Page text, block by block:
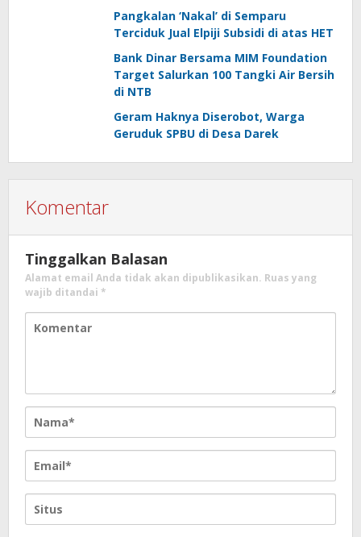
Pangkalan ‘Nakal’ di Semparu
Terciduk Jual Elpiji Subsidi di atas HET
Bank Dinar Bersama MIM Foundation
Target Salurkan 100 Tangki Air Bersih
di NTB
Geram Haknya Diserobot, Warga
Geruduk SPBU di Desa Darek
Komentar
Tinggalkan Balasan
Alamat email Anda tidak akan dipublikasikan. Ruas yang
wajib ditandai *